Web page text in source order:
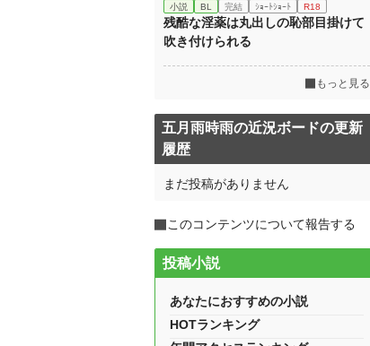
小説 BL 完結 ｼｮｰﾄｼｮｰﾄ R18
残酷な淫薬は丸出しの恥部目掛けて
吹き付けられる
もっと見る
五月雨時雨の近況ボードの更新
履歴
まだ投稿がありません
このコンテンツについて報告する
投稿小説
あなたにおすすめの小説
HOTランキング